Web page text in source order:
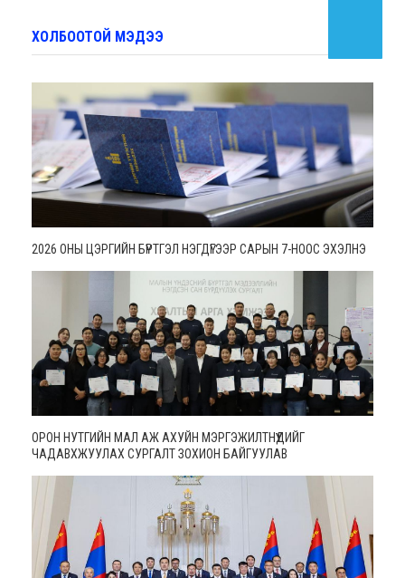
ХОЛБООТОЙ МЭДЭЭ
2026 ОНЫ ЦЭРГИЙН БҮРТГЭЛ НЭГДҮГЭЭР САРЫН 7-НООС ЭХЭЛНЭ
ОРОН НУТГИЙН МАЛ АЖ АХУЙН МЭРГЭЖИЛТНҮҮДИЙГ
ЧАДАВХЖУУЛАХ СУРГАЛТ ЗОХИОН БАЙГУУЛАВ